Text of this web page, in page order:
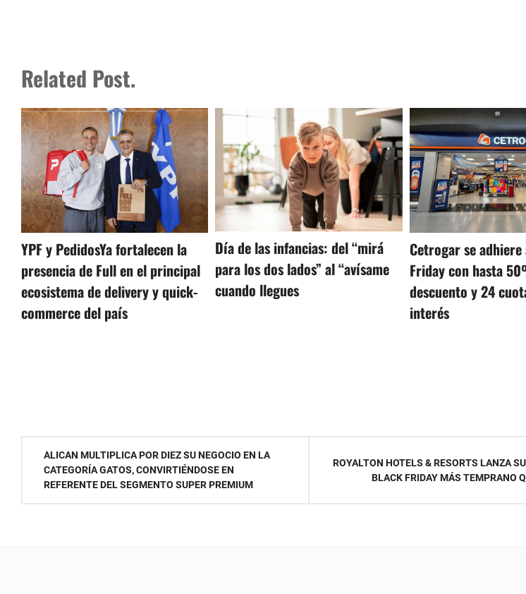
Related Post.
YPF y PedidosYa fortalecen la
presencia de Full en el principal
ecosistema de delivery y quick-
commerce del país
Día de las infancias: del “mirá
para los dos lados” al “avísame
cuando llegues
Cetrogar se
Friday con hasta
descuento y 24
interés
Navegación
ALICAN MULTIPLICA POR DIEZ SU NEGOCIO EN LA
CATEGORÍA GATOS, CONVIRTIÉNDOSE EN
REFERENTE DEL SEGMENTO SUPER PREMIUM
ROYALTON HOTELS & RESORTS LANZA
BLACK FRIDAY MÁS TEMPRANO